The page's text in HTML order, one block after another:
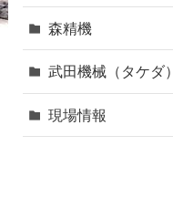
森精機
武田機械（タケダ）
現場情報